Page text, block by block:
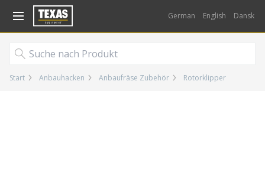
German English Dansk
Gå til kurv (
Start Anbauhacken Anbaufräse Zubehör Rotorklipper